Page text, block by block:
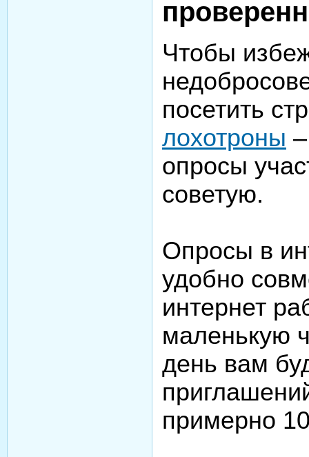
Чтобы
посетить
лохотроны
опросы
советую.
Опросы в
удобно
интернет
маленькую
день вам
примерно